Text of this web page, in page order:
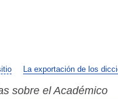
La exportación de los
sobre el Académico